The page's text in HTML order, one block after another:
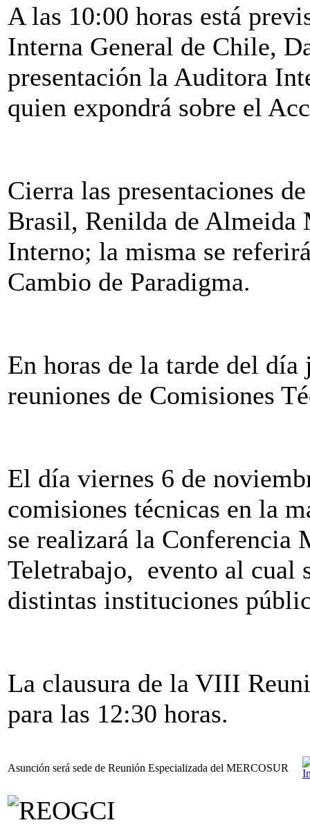
A las 10:00 horas está
Interna General de Chile,
presentación la Auditora
quien expondrá sobre el
Cierra las presentaciones
Brasil, Renilda de Almeida
Interno; la misma se
Cambio de Paradigma.
En horas de la tarde del día
reuniones de Comisiones
El día viernes 6 de
comisiones técnicas en la
se realizará la Conferencia
Teletrabajo, evento al cual
distintas instituciones
La clausura de la VIII
para las 12:30 horas.
Asunción será sede de Reunión Especializada del MERCOSUR